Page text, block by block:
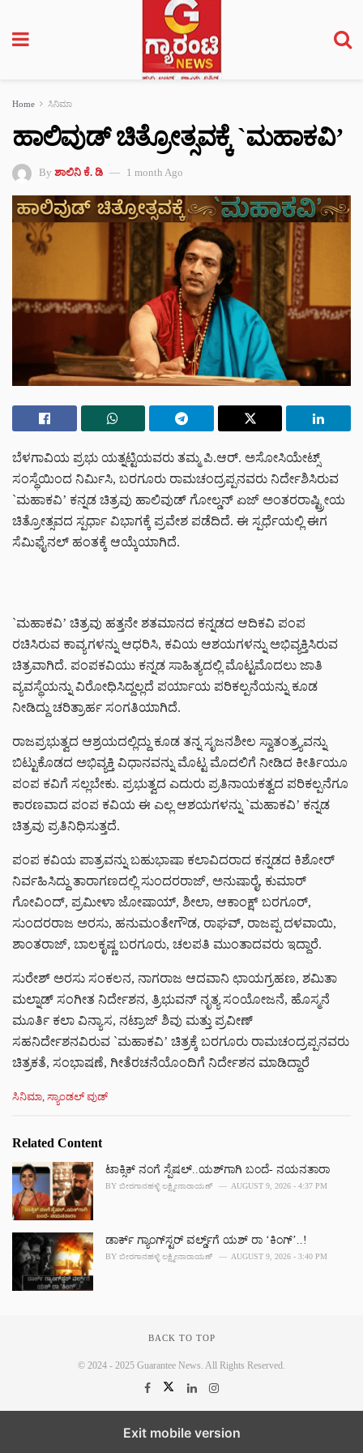
Home ಸಿನಿಮಾ
ಹಾಲಿವುಡ್ ಚಿತ್ರೋತ್ಸವಕ್ಕೆ `ಮಹಾಕವಿ’
By ಶಾಲಿನಿ ಕೆ. ಡಿ 1 month Ago
ಬೆಳಗಾವಿಯ ಪ್ರಭು ಯತ್ನಟ್ಟಿಯವರು ತಮ್ಮ ಪಿ.ಆರ್. ಅಸೋಸಿಯೇಟ್ಸ್
ಸಂಸ್ಥೆಯಿಂದ ನಿರ್ಮಿಸಿ, ಬರಗೂರು ರಾಮಚಂದ್ರಪ್ಪನವರು ನಿರ್ದೇಶಿಸಿರುವ
`ಮಹಾಕವಿ’ ಕನ್ನಡ ಚಿತ್ರವು ಹಾಲಿವುಡ್ ಗೋಲ್ಡನ್ ಏಜ್ ಅಂತರರಾಷ್ಟ್ರೀಯ
ಚಿತ್ರೋತ್ಸವದ ಸ್ಪರ್ಧಾ ವಿಭಾಗಕ್ಕೆ ಪ್ರವೇಶ ಪಡೆದಿದೆ. ಈ ಸ್ಪರ್ಧೆಯಲ್ಲಿ ಈಗ
ಸೆಮಿಫೈನಲ್ ಹಂತಕ್ಕೆ ಆಯ್ಕೆಯಾಗಿದೆ.
`ಮಹಾಕವಿ’ ಚಿತ್ರವು ಹತ್ತನೇ ಶತಮಾನದ ಕನ್ನಡದ ಆದಿಕವಿ ಪಂಪ
ರಚಿಸಿರುವ ಕಾವ್ಯಗಳನ್ನು ಆಧರಿಸಿ, ಕವಿಯ ಆಶಯಗಳನ್ನು ಅಭಿವ್ಯಕ್ತಿಸಿರುವ
ಚಿತ್ರವಾಗಿದೆ. ಪಂಪಕವಿಯು ಕನ್ನಡ ಸಾಹಿತ್ಯದಲ್ಲಿ ಮೊಟ್ಟಮೊದಲು ಜಾತಿ
ವ್ಯವಸ್ಥೆಯನ್ನು ವಿರೋಧಿಸಿದ್ದಲ್ಲದೆ ಪರ್ಯಾಯ ಪರಿಕಲ್ಪನೆಯನ್ನು ಕೂಡ
ನೀಡಿದ್ದು ಚರಿತ್ರಾರ್ಹ ಸಂಗತಿಯಾಗಿದೆ.
ರಾಜಪ್ರಭುತ್ವದ ಆಶ್ರಯದಲ್ಲಿದ್ದು ಕೂಡ ತನ್ನ ಸೃಜನಶೀಲ ಸ್ವಾತಂತ್ರ್ಯವನ್ನು
ಬಿಟ್ಟುಕೊಡದ ಅಭಿವ್ಯಕ್ತಿ ವಿಧಾನವನ್ನು ಮೊಟ್ಟ ಮೊದಲಿಗೆ ನೀಡಿದ ಕೀರ್ತಿಯೂ
ಪಂಪ ಕವಿಗೆ ಸಲ್ಲಬೇಕು. ಪ್ರಭುತ್ವದ ಎದುರು ಪ್ರತಿನಾಯಕತ್ವದ ಪರಿಕಲ್ಪನೆಗೂ
ಕಾರಣವಾದ ಪಂಪ ಕವಿಯ ಈ ಎಲ್ಲ ಆಶಯಗಳನ್ನು `ಮಹಾಕವಿ’ ಕನ್ನಡ
ಚಿತ್ರವು ಪ್ರತಿನಿಧಿಸುತ್ತದೆ.
ಪಂಪ ಕವಿಯ ಪಾತ್ರವನ್ನು ಬಹುಭಾಷಾ ಕಲಾವಿದರಾದ ಕನ್ನಡದ ಕಿಶೋರ್
ನಿರ್ವಹಿಸಿದ್ದು ತಾರಾಗಣದಲ್ಲಿ ಸುಂದರರಾಜ್, ಅನುಷಾರೈ, ಕುಮಾರ್
ಗೋವಿಂದ್, ಪ್ರಮೀಳಾ ಜೋಷಾಯ್, ಶೀಲಾ, ಆಕಾಂಕ್ಷ್ ಬರಗೂರ್,
ಸುಂದರರಾಜ ಅರಸು, ಹನುಮಂತೇಗೌಡ, ರಾಘವ್, ರಾಜಪ್ಪ ದಳವಾಯಿ,
ಶಾಂತರಾಜ್, ಬಾಲಕೃಷ್ಣ ಬರಗೂರು, ಚಲಪತಿ ಮುಂತಾದವರು ಇದ್ದಾರೆ.
ಸುರೇಶ್ ಅರಸು ಸಂಕಲನ, ನಾಗರಾಜ ಆದವಾನಿ ಛಾಯಗ್ರಹಣ, ಶಮಿತಾ
ಮಲ್ನಾಡ್ ಸಂಗೀತ ನಿರ್ದೇಶನ, ತ್ರಿಭುವನ್ ನೃತ್ಯ ಸಂಯೋಜನೆ, ಹೊಸ್ಮನೆ
ಮೂರ್ತಿ ಕಲಾ ವಿನ್ಯಾಸ, ನಟ್ರಾಜ್ ಶಿವು ಮತ್ತು ಪ್ರವೀಣ್
ಸಹನಿರ್ದೇಶನವಿರುವ `ಮಹಾಕವಿ’ ಚಿತ್ರಕ್ಕೆ ಬರಗೂರು ರಾಮಚಂದ್ರಪ್ಪನವರು
ಚಿತ್ರಕತೆ, ಸಂಭಾಷಣೆ, ಗೀತೆರಚನೆಯೊಂದಿಗೆ ನಿರ್ದೇಶನ ಮಾಡಿದ್ದಾರೆ
C
e
o
i
e
ಸಿನಿಮಾ ಸ್ಯಾಂಡಲ್ ವುಡ್
Related Content
ಟಾಕ್ಸಿಕ್ ನಂಗೆ ಸ್ಪೆಷಲ್..ಯಶ್‌ಗಾಗಿ ಬಂದೆ- ನಯನತಾರಾ
BY ಬೀರಗಾನಹಳ್ಳಿ ಲಕ್ಷ್ಮೀನಾರಾಯಣ್ AUGUST 9, 2026 - 4:37 PM
ಡಾರ್ಕ್ ಗ್ಯಾಂಗ್‌ಸ್ಟರ್ ವರ್ಲ್ಡ್‌‌ಗೆ ಯಶ್ ರಾ ‘ಕಿಂಗ್’..!
BY ಬೀರಗಾನಹಳ್ಳಿ ಲಕ್ಷ್ಮೀನಾರಾಯಣ್ AUGUST 9, 2026 - 3:40 PM
BACK TO TOP
© 2024 - 2025 Guarantee News. All Rights Reserved.
Exit mobile version